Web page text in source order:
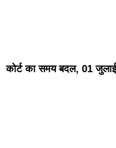
कोर्ट का समय बदल, 01